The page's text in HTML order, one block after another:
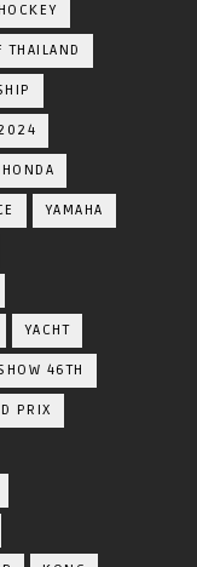
THAILAND
HONDA
YAMAHA
YACHT
46TH
PRIX